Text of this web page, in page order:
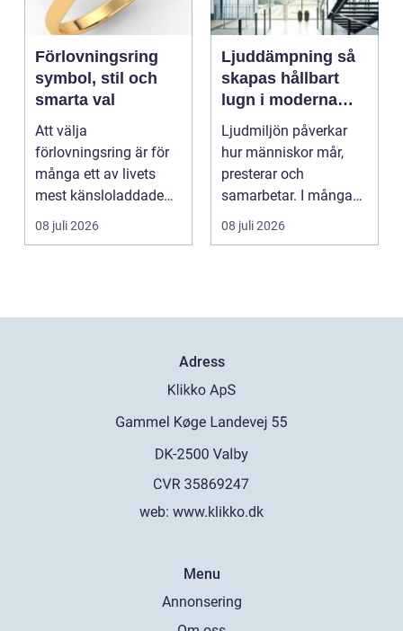
Förlovningsring
symbol, stil och
smarta val
Att välja
förlovningsring är för
många ett av livets
mest känsloladdade
beslut. Ringen ska
08 juli 2026
Ljuddämpning så
skapas hållbart
lugn i moderna
lokaler
Ljudmiljön påverkar
hur människor mår,
presterar och
samarbetar. I många
kontor, skolor och
08 juli 2026
Adress
web: www.klikko.dk
Menu
Annonsering